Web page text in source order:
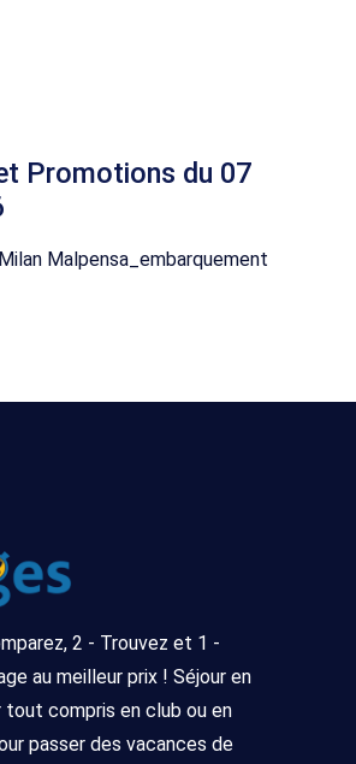
Promotions du 07
2 - Trouvez et 1 -
au meilleur prix ! Séjour en
tout compris en club ou en
passer des vacances de